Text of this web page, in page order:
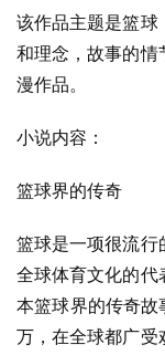
该作品主题是篮球
和理念，故事的情
漫作品。
小说内容：
篮球界的传奇
篮球是一项很流行
全球体育文化的代
本篮球界的传奇
万，在全球都广受